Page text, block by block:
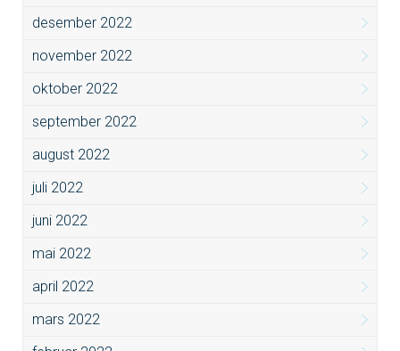
desember 2022
november 2022
oktober 2022
september 2022
august 2022
juli 2022
juni 2022
mai 2022
april 2022
mars 2022